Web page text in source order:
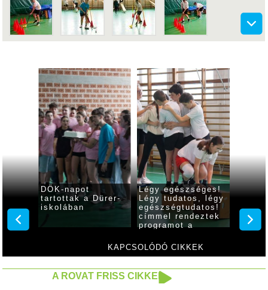
KAPCSOLÓDÓ CIKKEK
Légy egészséges!
Légy tudatos, légy
egészségtudatos!
címmel rendeztek
programot a
A Gyulai Dürer
Albert Általános
Iskola karácsonyi
ünnepsége
tanévet a
Dürer Albert
Általános
Iskolában
A ROVAT FRISS CIKKEI